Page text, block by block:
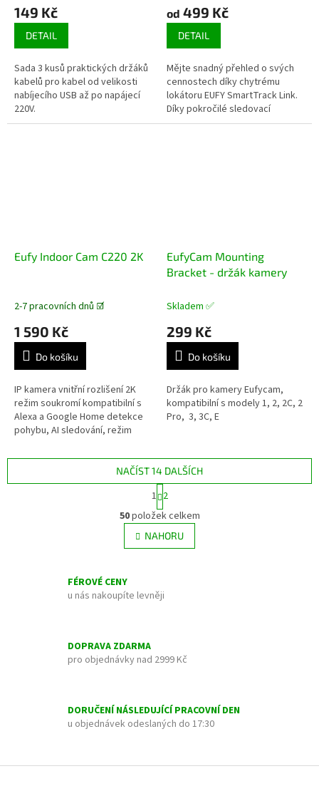
149 Kč
DETAIL
Sada 3 kusů praktických držáků
kabelů pro kabel od velikosti
nabíjecího USB až po napájecí
220V.
od 499 Kč
DETAIL
Mějte snadný přehled o svých
cennostech díky chytrému
lokátoru EUFY SmartTrack Link.
Díky pokročilé sledovací
technologii Bluetooth najdete
Eufy Indoor Cam C220 2K
2-7 pracovních dnů ☑️
1 590 Kč
Do košíku
IP kamera vnitřní rozlišení 2K
režim soukromí kompatibilní s
Alexa a Google Home detekce
pohybu, AI sledování, režim
slot pro paměťovou katu,...
EufyCam Mounting
Bracket - držák kamery
Skladem ✅
299 Kč
Do košíku
Držák pro kamery Eufycam,
kompatibilní s modely 1, 2, 2C, 2
Pro, 3, 3C, E
O
v
l
á
c
í
k
p
i
NAČÍST 14 DALŠÍCH
S
t
r
á
n
k
n
1 2
50položek celkem
NAHORU
FÉROVÉ CENY
u nás nakoupíte levněji
DOPRAVA ZDARMA
pro objednávky nad 2999 Kč
DORUČENÍ NÁSLEDUJÍCÍ PRACOVNÍ DEN
u objednávek odeslaných do 17:30